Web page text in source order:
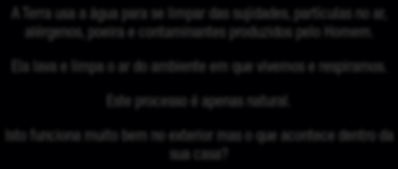
A Terra usa a água para se limpar das sujidades, partículas no ar,
alérgenos, poeira e contaminantes produzidos pelo Homem.
Ela lava e limpa o ar do ambiente em que vivemos e respiramos.
Este processo é apenas natural.
Isto funciona muito bem no exterior mas o que acontece dentro da